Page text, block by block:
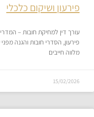
פירעון ושיקום כלכלי
עורך דין למחיקת חובות –
פירעון, הסדרי חובות והגנה
מלווה חייבים
15/02/2026